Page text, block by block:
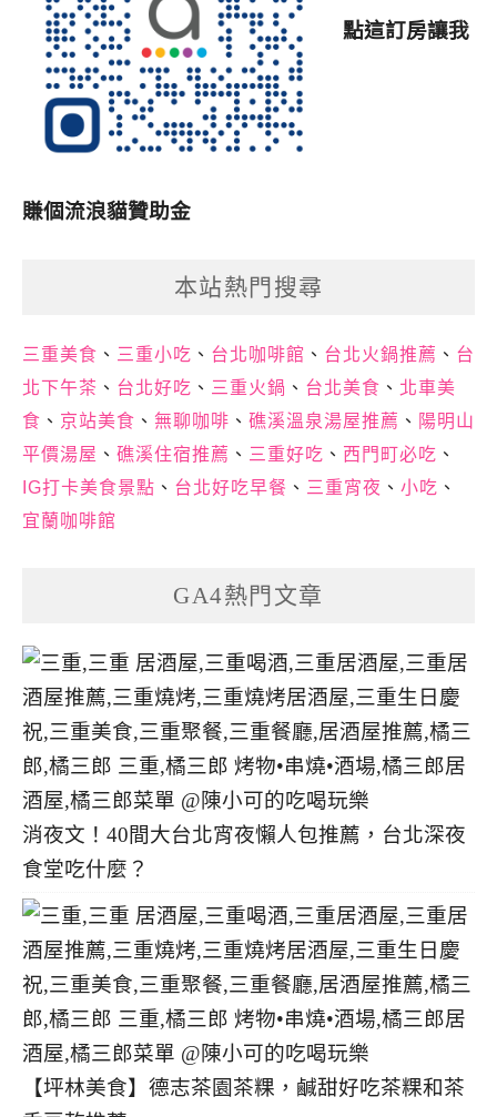
點這訂房讓我
賺個流浪貓贊助金
本站熱門搜尋
三重美食 、 三重小吃 、 台北咖啡館 、 台北火鍋推薦 、 台
北下午茶 、 台北好吃 、 三重火鍋 、 台北美食 、 北車美
食 、 京站美食 、 無聊咖啡 、 礁溪溫泉湯屋推薦 、 陽明山
平價湯屋 、 礁溪住宿推薦 、 三重好吃 、 西門町必吃 、
IG打卡美食景點 、 台北好吃早餐 、 三重宵夜 、 小吃 、
宜蘭咖啡館
GA4熱門文章
消夜文！40間大台北宵夜懶人包推薦，台北深夜
食堂吃什麼？
【坪林美食】德志茶園茶粿，鹹甜好吃茶粿和茶